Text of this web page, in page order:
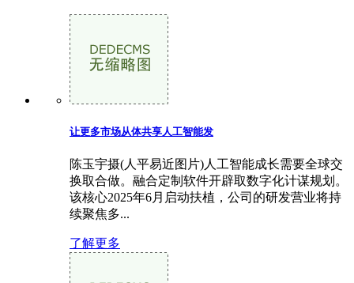
让更多市场从体共享人工智能发
陈玉宇摄(人平易近图片)人工智能成长需要全球交
换取合做。融合定制软件开辟取数字化计谋规划。
该核心2025年6月启动扶植，公司的研发营业将持
续聚焦多...
了解更多